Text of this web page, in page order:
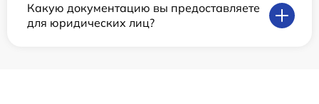
Какую документацию вы предоставляете
для юридических лиц?